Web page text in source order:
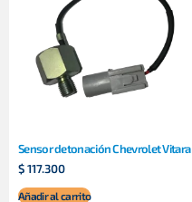
Sensor detonación Chevrolet Vitara
$117.300
Añadir al carrito